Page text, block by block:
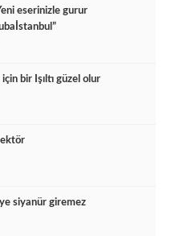
eserinizle gurur
için bir Işıltı güzel olur
siyanür giremez